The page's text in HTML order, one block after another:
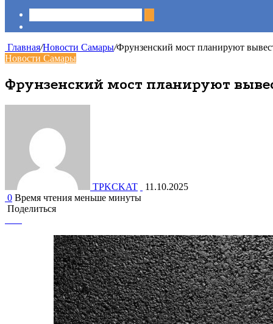
Главная/Новости Самары/Фрунзенский мост планируют
Новости Самары
Фрунзенский мост планируют
TPKCKAT
11.10.2025
0 Время чтения меньше минуты
Поделиться
электронную